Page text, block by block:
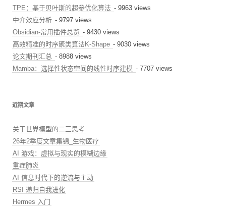
TPE：基于贝叶斯的超参优化算法 - 9963 views
中介效应分析 - 9797 views
Obsidian-常用插件总览 - 9430 views
高效精准的时序聚类算法K-Shape - 9030 views
论文期刊汇总 - 8988 views
Mamba：选择性状态空间的线性时序建模 - 7707 views
近期文章
关于世界模型的二三思考
26年2季度文章集锦_生物医疗
AI 游戏：虚拟与现实的模糊边缘
重症肺炎
AI 信息时代下的逆流与主动
RSI 递归自我进化
Hermes 入门